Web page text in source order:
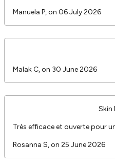
Manuela P, on 06 July 2026
Malak C, on 30 June 2026
Skin
Très
Rosanna S, on 25 June 2026